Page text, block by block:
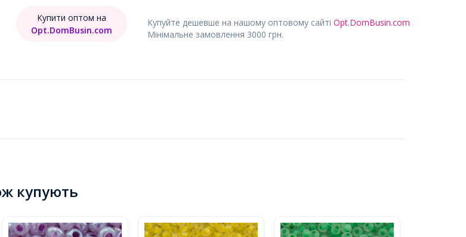
Купуйте дешевше на нашому оптовому сайті Opt.DomBusin.com
Мінімальне замовлення 3000 грн.
Купити оптом на
Opt.DomBusin.com
купують